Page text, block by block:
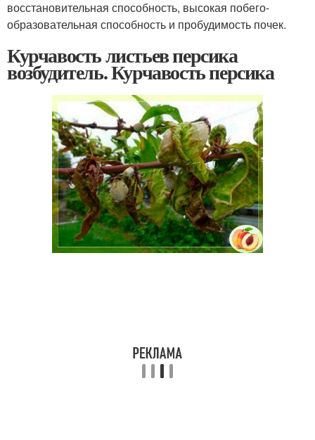
восстановительная способность, высокая побего-
образовательная способность и пробудимость почек.
Курчавость листьев персика
возбудитель. Курчавость персика